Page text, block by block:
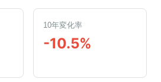
10年変化率
-10.5%